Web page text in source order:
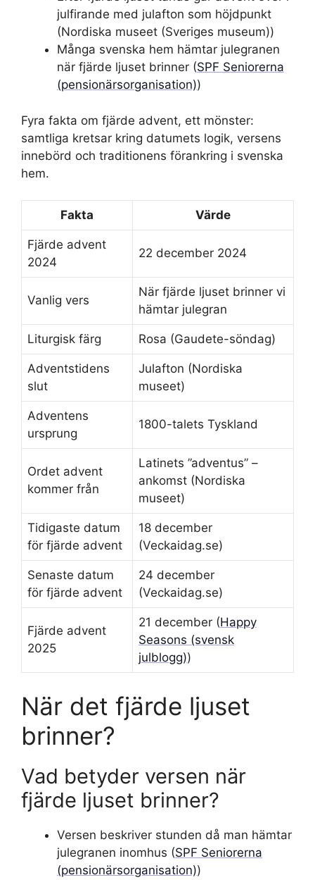
julfirande med julafton som höjdpunkt
(Nordiska museet (Sveriges museum))
Många svenska hem hämtar julegranen
när fjärde ljuset brinner (SPF Seniorerna
(pensionärsorganisation))
Fyra fakta om fjärde advent, ett mönster:
samtliga kretsar kring datumets logik, versens
innebörd och traditionens förankring i svenska
hem.
Fakta Värde
Fjärde advent
2024
22 december 2024
Vanlig vers
När fjärde ljuset brinner vi
hämtar julegran
Liturgisk färg Rosa (Gaudete-söndag)
Adventstidens
slut
Julafton (Nordiska
museet)
Adventens
ursprung
1800-talets Tyskland
Ordet advent
kommer från
Latinets ”adventus” –
ankomst (Nordiska
museet)
Tidigaste datum
för fjärde advent
18 december
(Veckaidag.se)
Senaste datum
för fjärde advent
24 december
(Veckaidag.se)
Fjärde advent
2025
21 december (Happy
Seasons (svensk
julblogg))
När det fjärde ljuset
brinner?
Vad betyder versen när
fjärde ljuset brinner?
Versen beskriver stunden då man hämtar
julegranen inomhus (SPF Seniorerna
(pensionärsorganisation))